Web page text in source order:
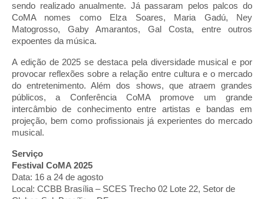
sendo realizado anualmente. Já passaram pelos palcos do
CoMA nomes como Elza Soares, Maria Gadú, Ney
Matogrosso, Gaby Amarantos, Gal Costa, entre outros
expoentes da música.
A edição de 2025 se destaca pela diversidade musical e por
provocar reflexões sobre a relação entre cultura e o mercado
do entretenimento. Além dos shows, que atraem grandes
públicos, a Conferência CoMA promove um grande
intercâmbio de conhecimento entre artistas e bandas em
projeção, bem como profissionais já experientes do mercado
musical.
Serviço
Festival CoMA 2025
Data: 16 a 24 de agosto
Local: CCBB Brasília – SCES Trecho 02 Lote 22, Setor de